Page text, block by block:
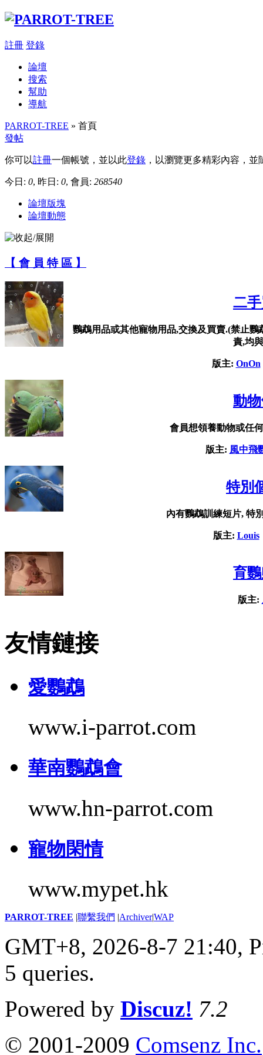
註冊 登錄
論壇
搜索
幫助
導航
PARROT-TREE » 首頁
發帖
你可以註冊一個帳號，並以此登錄 ，以瀏覽更多精彩內容，
今日: 0, 昨日: 0, 會員: 268540
論壇版塊
論壇動態
【 會 員 特 區 】
二
鸚鵡用品或其他寵物用品,交換及買賣.(禁止
責,均
版主: OnOn
動
會員想領養動物或任
版主: 風中飛
特別
內有鸚鵡訓練短片, 特
版主: Louis
育
版主:
友情鏈接
愛鸚鵡
www.i-parrot.com
華南鸚鵡會
www.hn-parrot.com
寵物閑情
www.mypet.hk
PARROT-TREE |聯繫我們 |Archiver|WAP
GMT+8, 2026-8-7 21:40,
5 queries.
Powered by Discuz! 7.2
© 2001-2009 Comsenz Inc.